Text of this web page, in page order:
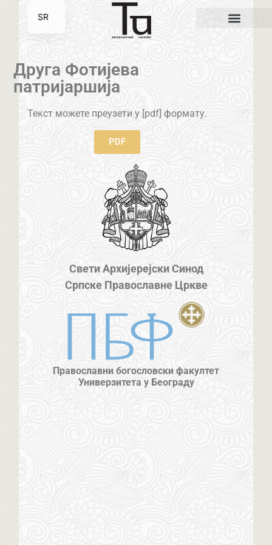
Друга Фотијева
патријаршија
Текст можете преузети у [pdf] формату.
PDF
Свети Архијерејски Синод
Српске Православне Цркве
Православни богословски факултет
Универзитета у Београду
SR
EN